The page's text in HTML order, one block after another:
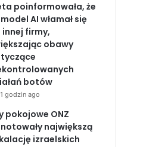
poinformowała, że
AI włamał się
innej firmy,
obawy
botów
godzin ago
pokojowe ONZ
największą
izraelskich